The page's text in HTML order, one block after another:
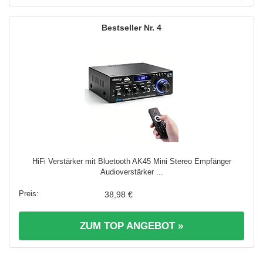
4
HiFi Verstärker mit Bluetooth AK45 Mini Stereo Empfänger
Audioverstärker ...
38,98 €
ZUM TOP ANGEBOT »